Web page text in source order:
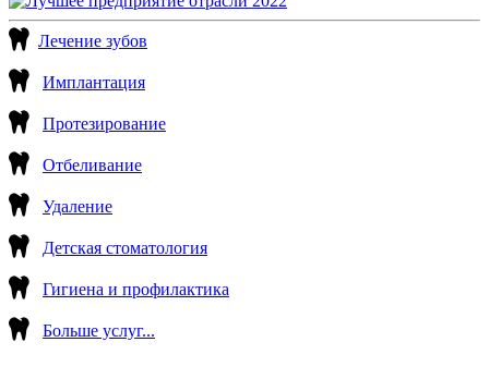
Лечение зубов
Имплантация
Протезирование
Отбеливание
Удаление
Детская стоматология
Гигиена и профилактика
Больше услуг...